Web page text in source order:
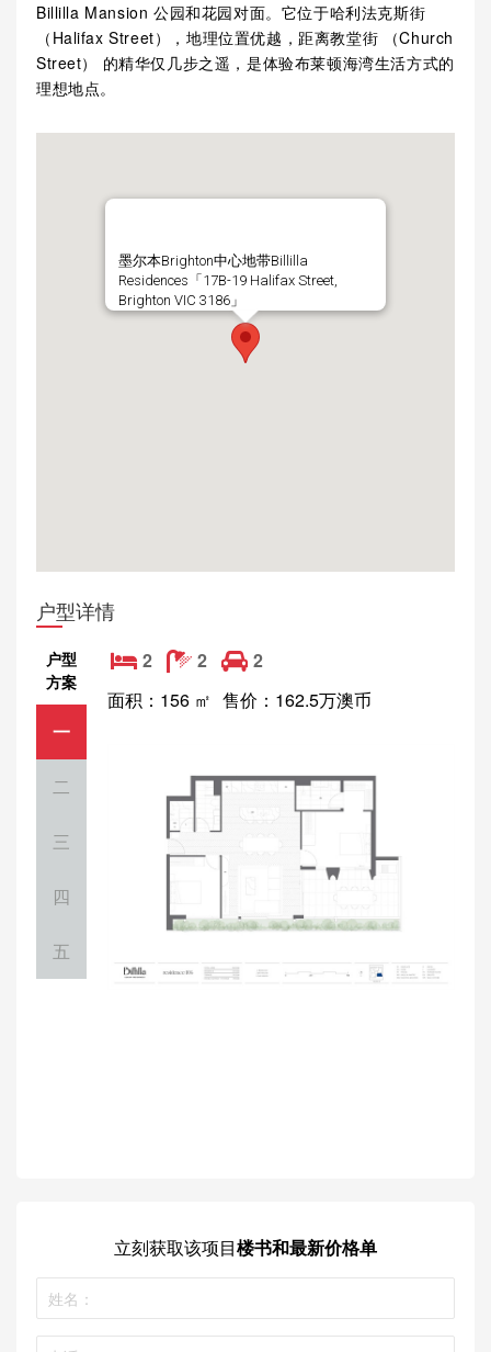
Billilla Mansion 公园和花园对面。它位于哈利法克斯街
（Halifax Street），地理位置优越，距离教堂街 （Church
Street） 的精华仅几步之遥，是体验布莱顿海湾生活方式的
理想地点。
墨尔本Brighton中心地带Billilla
Residences「17B-19 Halifax Street,
Brighton VIC 3186」
户型详情
户型
方案
一
二
三
四
五
2 2
2
面积：156 ㎡ 售价：162.5万澳币
立刻获取该项目楼书和最新价格单